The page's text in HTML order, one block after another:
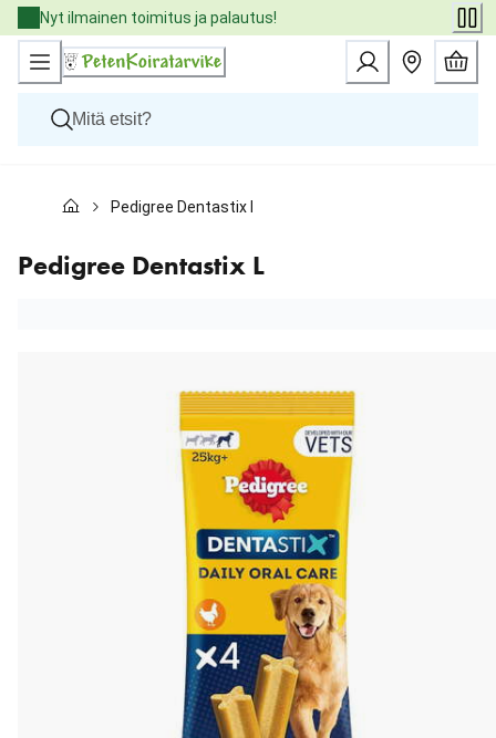
Skip
to
Content
Nyt ilmainen toimitus ja palautus!
Kissat
Eläinlääkäriruoat
Tuotemerkit
Pedigree Dentastix L
Pedigree Dentastix L